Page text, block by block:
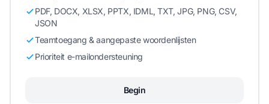
PDF, DOCX, XLSX, PPTX, IDML, TXT, JPG, PNG, CSV,
JSON
Teamtoegang & aangepaste woordenlijsten
Prioriteit e-mailondersteuning
Begin